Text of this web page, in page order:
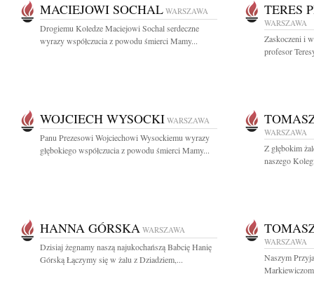
MACIEJOWI SOCHAL WARSZAWA
Drogiemu Koledze Maciejowi Sochal serdeczne
wyrazy współczucia z powodu śmierci Mamy...
TERES
WARSZAWA
Zaskoczeni i
profesor
WOJCIECH WYSOCKI WARSZAWA
Panu Prezesowi Wojciechowi Wysockiemu wyrazy
głębokiego współczucia z powodu śmierci Mamy...
WARSZAWA
Z głębokim
naszego
HANNA GÓRSKA WARSZAWA
Dzisiaj żegnamy naszą najukochańszą Babcię Hanię
Górską Łączymy się w żalu z Dziadziem,...
WARSZAWA
Naszym